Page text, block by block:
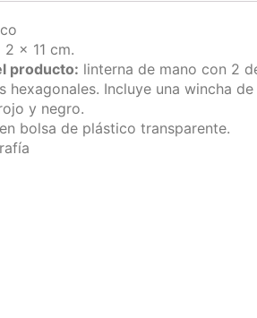
2 x 11 cm.
producto: linterna de mano con 2
hexagonales. Incluye una wincha
y negro.
en bolsa de plástico transparente.